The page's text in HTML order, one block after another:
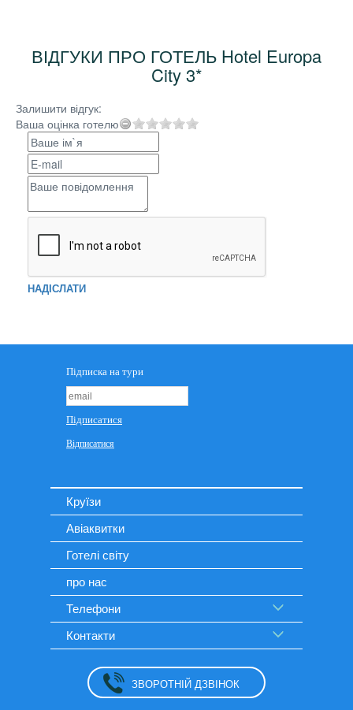
ВІДГУКИ ПРО ГОТЕЛЬ Hotel Europa
City 3*
Залишити відгук:
Ваша оцінка готелю
НАДІСЛАТИ
Круїзи
Авіаквитки
Готелі світу
про нас
Телефони
Контакти
ЗВОРОТНІЙ ДЗВІНОК